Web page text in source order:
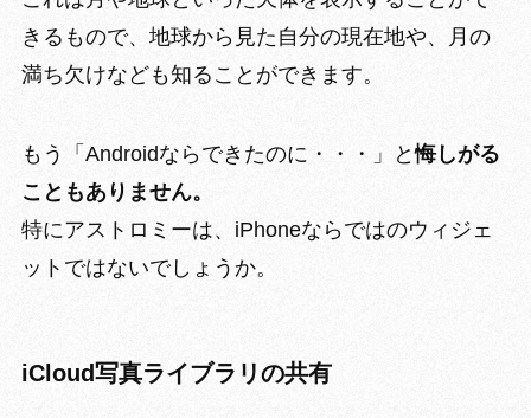
きるもので、地球から見た自分の現在地や、月の
満ち欠けなども知ることができます。
もう「Androidならできたのに・・・」と悔しがる
こともありません。
特にアストロミーは、iPhoneならではのウィジェ
ットではないでしょうか。
iCloud写真ライブラリの共有